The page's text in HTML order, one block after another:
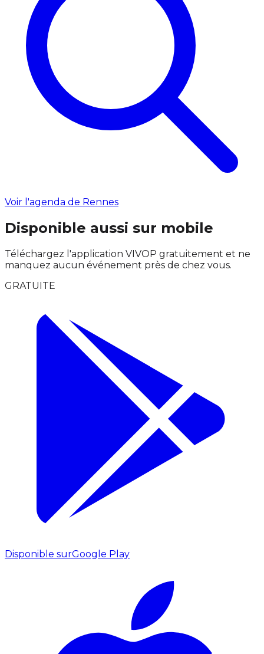
Voir l'agenda de Rennes
Disponible aussi sur mobile
Téléchargez l'application VIVOP gratuitement et ne
manquez aucun événement près de chez vous.
GRATUITE
Disponible surGoogle Play